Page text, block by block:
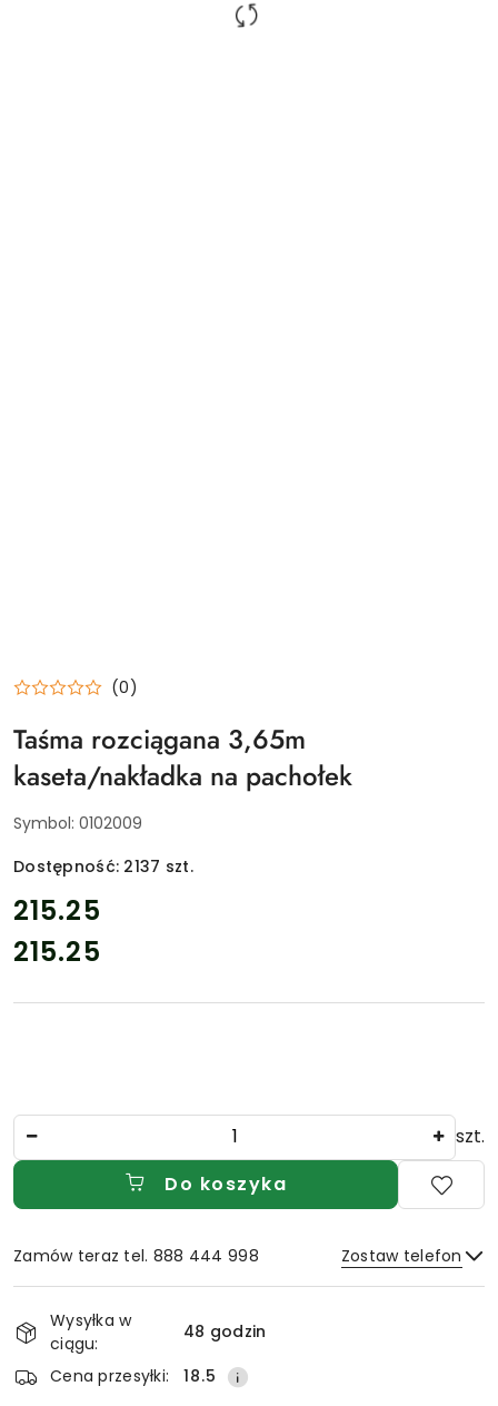
(0)
Taśma rozciągana 3,65m
kaseta/nakładka na pachołek
Symbol: 0102009
Dostępność: 2137 szt.
cena:
215.25
Cena:
215.25
szt.
Do koszyka
Zamów teraz tel. 888 444 998 Zostaw telefon
Dostępność
i
dostawa
Wysyłka w
ciągu:
48 godzin
Cena przesyłki:
18.5